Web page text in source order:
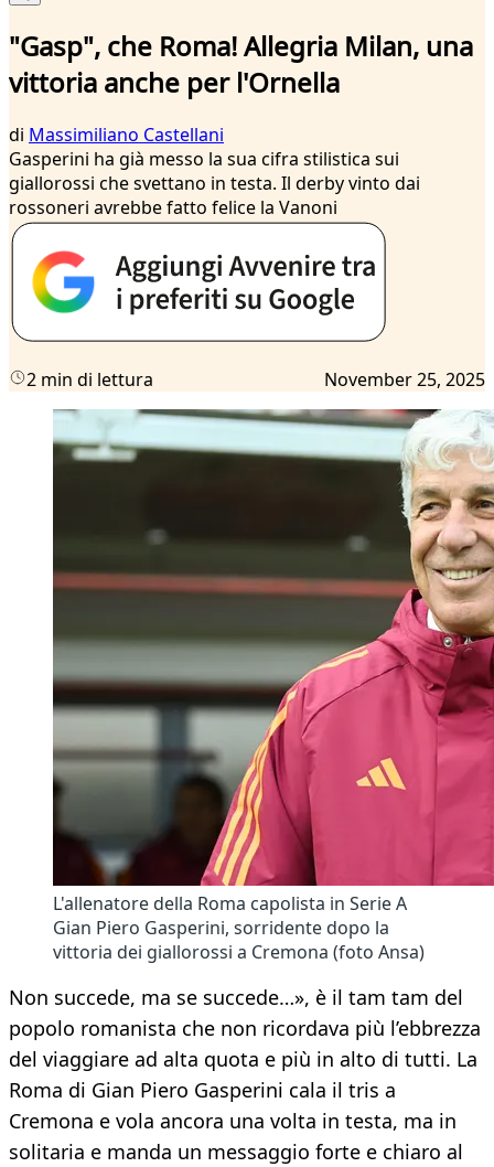
"Gasp", che Roma! Allegria Milan, una
vittoria anche per l'Ornella
di Massimiliano Castellani
Gasperini ha già messo la sua cifra stilistica sui
giallorossi che svettano in testa. Il derby vinto dai
rossoneri avrebbe fatto felice la Vanoni
2 min di lettura November 25, 2025
L'allenatore della Roma capolista in Serie A
Gian Piero Gasperini, sorridente dopo la
vittoria dei giallorossi a Cremona (foto Ansa)
Non succede, ma se succede…», è il tam tam del
popolo romanista che non ricordava più l’ebbrezza
del viaggiare ad alta quota e più in alto di tutti. La
Roma di Gian Piero Gasperini cala il tris a
Cremona e vola ancora una volta in testa, ma in
solitaria e manda un messaggio forte e chiaro al